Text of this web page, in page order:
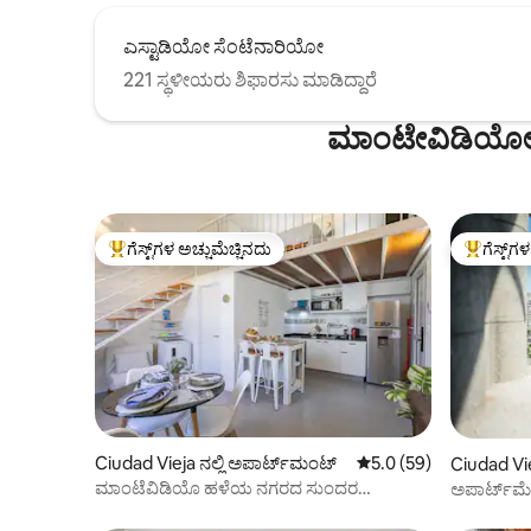
ಎಸ್ಟಾಡಿಯೋ ಸೆಂಟೆನಾರಿಯೋ
221 ಸ್ಥಳೀಯರು ಶಿಫಾರಸು ಮಾಡಿದ್ದಾರೆ
ಮಾಂಟೇವಿಡಿಯೋ
ಗೆಸ್ಟ್‌ಗಳಿಗೆ ಅತಿ ಹೆಚ್ಚು ಅಚ್ಚುಮೆಚ್ಚಿನದು
ಗೆಸ್ಟ್‌ಗಳ ಅಚ್ಚುಮೆಚ್ಚಿನದು
Ciudad Vieja ನಲ್ಲಿ ಅಪಾರ್ಟ್‌ಮಂಟ್ 5 ರಲ್ಲಿ 5.0 ಸರಾಸರಿ
5.0 (59)
ಮಾಂಟೆವಿಡಿಯೊ ಹಳೆಯ ನಗರದ ಸುಂದರ
ಗೆಸ್ಟ್‌ಗಳಿಗೆ
Ciudad